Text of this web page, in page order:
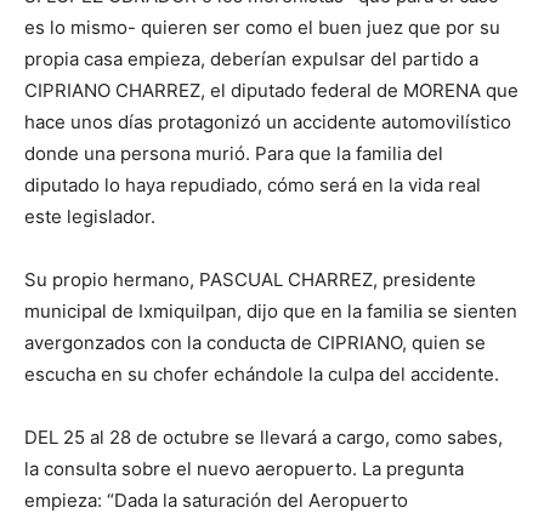
es lo mismo- quieren ser como el buen juez que por su
propia casa empieza, deberían expulsar del partido a
CIPRIANO CHARREZ, el diputado federal de MORENA que
hace unos días protagonizó un accidente automovilístico
donde una persona murió. Para que la familia del
diputado lo haya repudiado, cómo será en la vida real
este legislador.
Su propio hermano, PASCUAL CHARREZ, presidente
municipal de Ixmiquilpan, dijo que en la familia se sienten
avergonzados con la conducta de CIPRIANO, quien se
escucha en su chofer echándole la culpa del accidente.
DEL 25 al 28 de octubre se llevará a cargo, como sabes,
la consulta sobre el nuevo aeropuerto. La pregunta
empieza: “Dada la saturación del Aeropuerto